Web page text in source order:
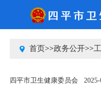
2026-8-8 星期六
首页>>政务公开>>
四平市卫生健康委员会